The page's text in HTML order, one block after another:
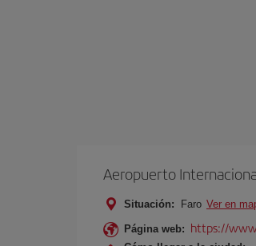
Aeropuerto
Situación: Faro Ver en
Página web: https://